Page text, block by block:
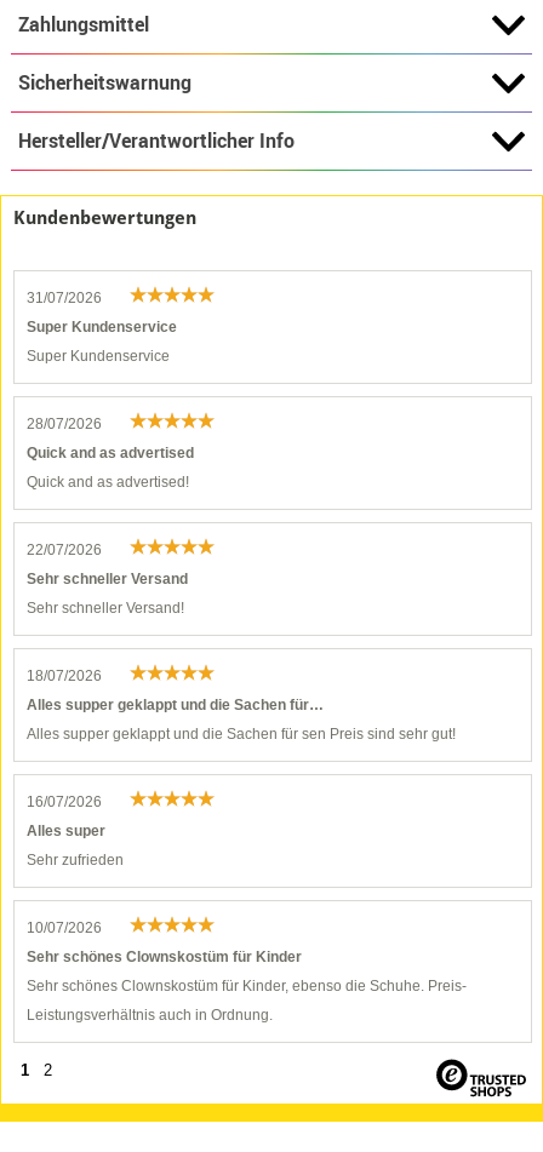
Zahlungsmittel
Sicherheitswarnung
Hersteller/Verantwortlicher Info
Kundenbewertungen
31/07/2026
Super Kundenservice
Super Kundenservice
28/07/2026
Quick and as advertised
Quick and as advertised!
22/07/2026
Sehr schneller Versand
Sehr schneller Versand!
18/07/2026
Alles supper geklappt und die Sachen für…
Alles supper geklappt und die Sachen für sen Preis sind sehr gut!
16/07/2026
Alles super
Sehr zufrieden
10/07/2026
Sehr schönes Clownskostüm für Kinder
Sehr schönes Clownskostüm für Kinder, ebenso die Schuhe. Preis-
Leistungsverhältnis auch in Ordnung.
1 2